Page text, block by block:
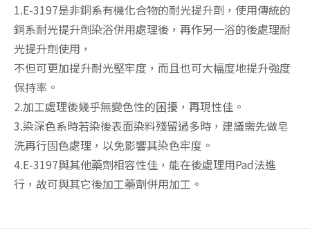
1.E-3197是非銅系有機化合物的耐光提升劑，使用傳統的
銅系耐光提升劑染浴併用處理後，再作另一浴的後處理耐
光提升劑使用，
不但可更加提升耐光堅牢度，而且也可大幅度地提升強度
保持率。
2.加工處理後幾乎無變色性的困擾，再現性佳。
3.染深色系時若染後表面染料殘留過多時，建議需先做皂
洗再行固色處理，以免影響其染色牢度。
4.E-3197與其他藥劑相容性佳，能在後處理用Pad法進
行，故可與其它後加工藥劑併用加工。